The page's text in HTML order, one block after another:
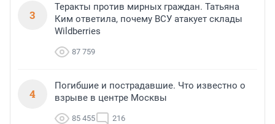
3
Теракты против мирных граждан. Татьяна
Ким ответила, почему ВСУ атакует склады
Wildberries
87 759
4
Погибшие и пострадавшие. Что известно о
взрыве в центре Москвы
85 455 216